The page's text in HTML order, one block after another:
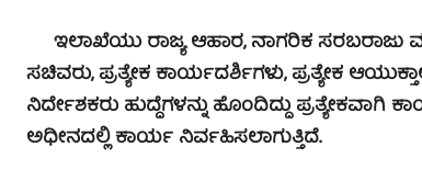
ಇಲಾಖೆಯು ರಾಜ್ಯ ಆಹಾರ, ನಾಗರಿಕ ಸರಬರಾಜು
ಸಚಿವರು, ಪ್ರತ್ಯೇಕ ಕಾರ್ಯದರ್ಶಿಗಳು, ಪ್ರತ್ಯೇಕ
ನಿರ್ದೇಶಕರು ಹುದ್ದೆಗಳನ್ನು ಹೊಂದಿದ್ದು
ಅಧೀನದಲ್ಲಿ ಕಾರ್ಯ ನಿರ್ವಹಿಸಲಾಗುತ್ತಿದೆ.